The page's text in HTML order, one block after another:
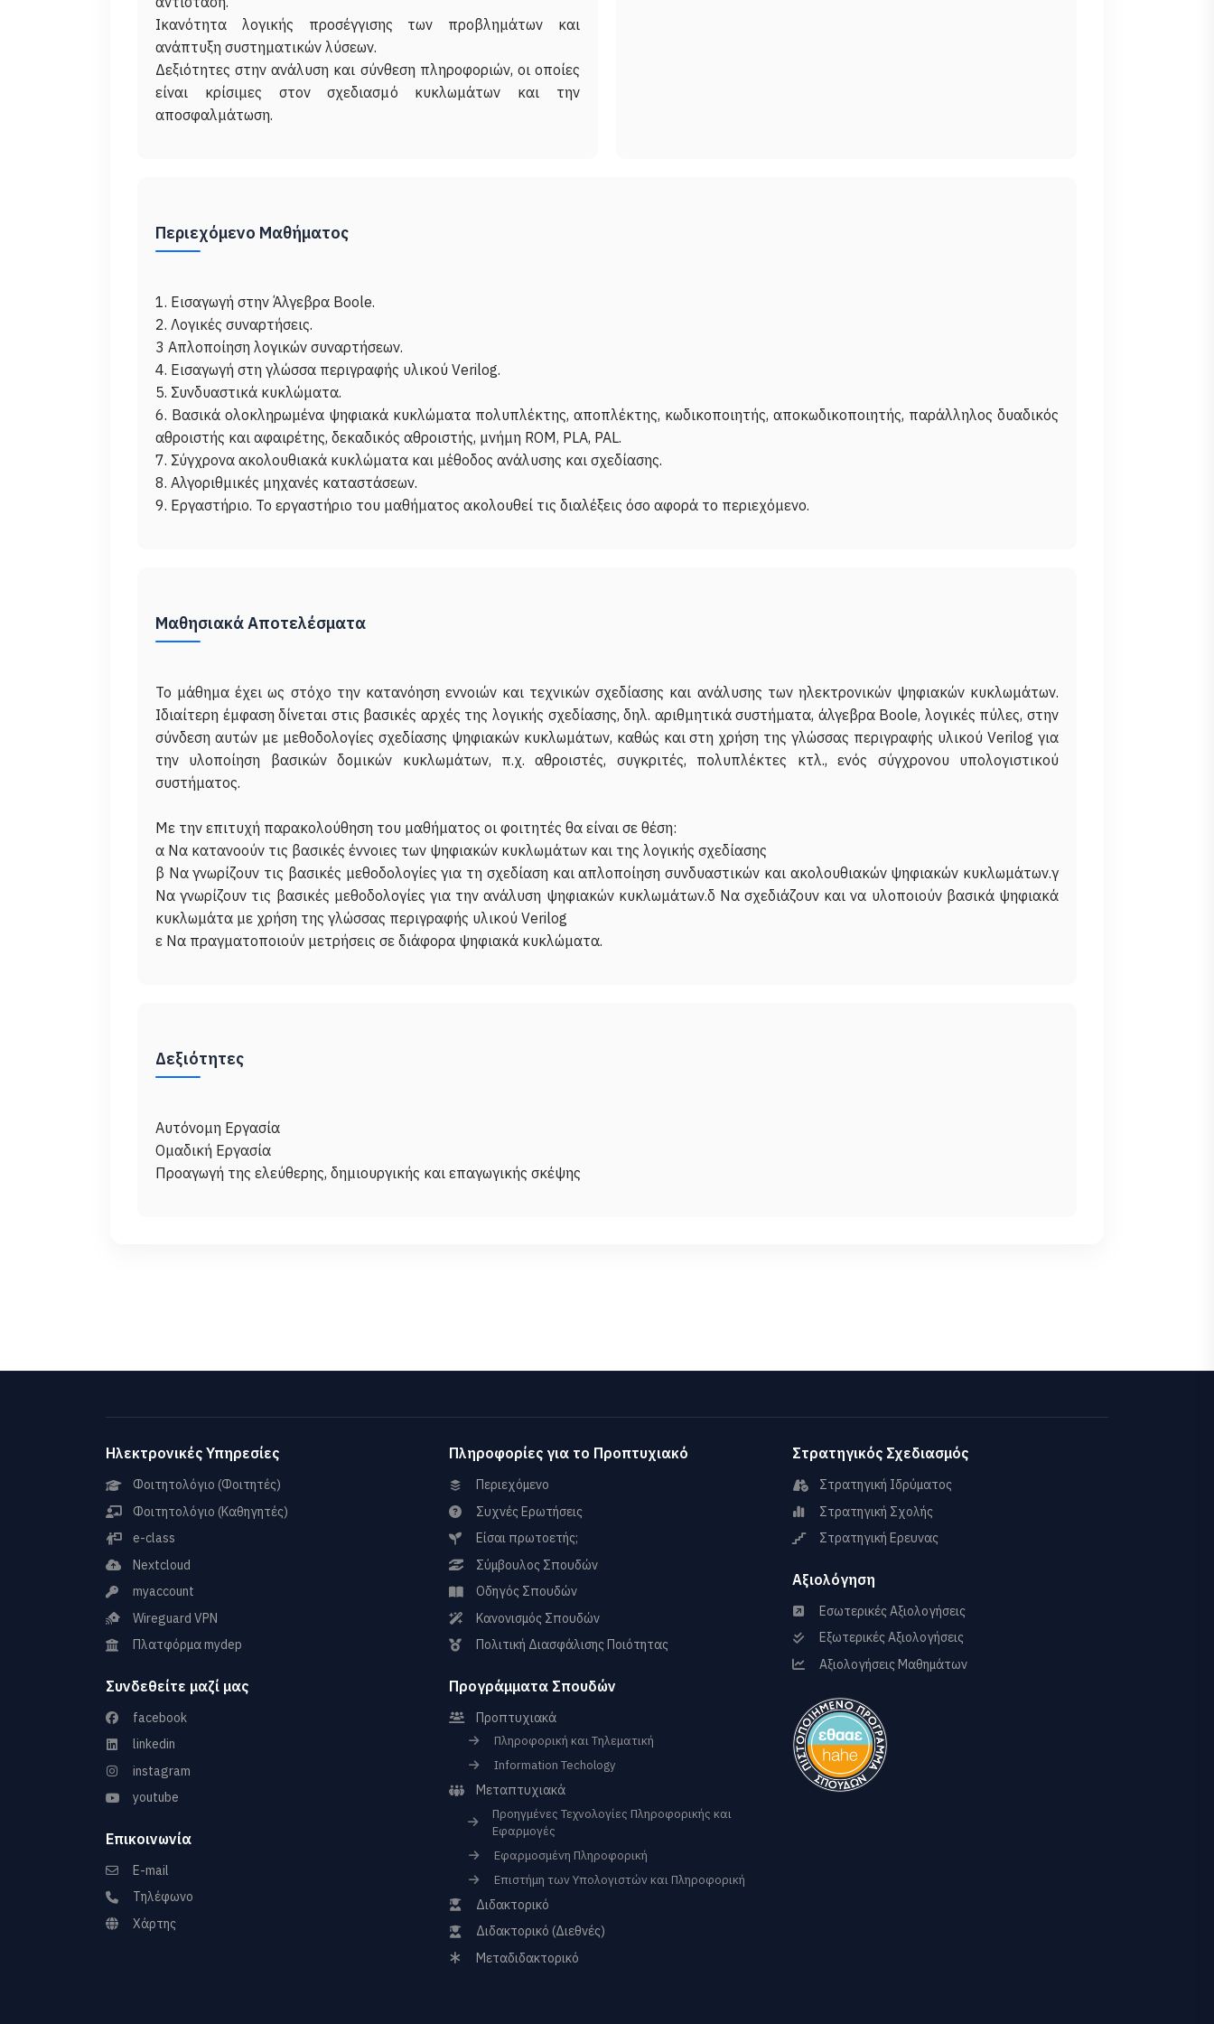
Ικανότητα λογικής προσέγγισης των προβλημάτων και
ανάπτυξη συστηματικών λύσεων.
Δεξιότητες στην ανάλυση και σύνθεση πληροφοριών, οι οποίες
είναι κρίσιμες στον σχεδιασμό κυκλωμάτων και την
αποσφαλμάτωση.
Περιεχόμενο Μαθήματος
1. Εισαγωγή στην Άλγεβρα Boole.
2. Λογικές συναρτήσεις.
3 Απλοποίηση λογικών συναρτήσεων.
4. Εισαγωγή στη γλώσσα περιγραφής υλικού Verilog.
5. Συνδυαστικά κυκλώματα.
6. Βασικά ολοκληρωμένα ψηφιακά κυκλώματα πολυπλέκτης, αποπλέκτης, κωδικοποιητής, αποκωδικοποιητής, παράλληλος δυαδικός
αθροιστής και αφαιρέτης, δεκαδικός αθροιστής, μνήμη ROM, PLA, PAL.
7. Σύγχρονα ακολουθιακά κυκλώματα και μέθοδος ανάλυσης και σχεδίασης.
8. Αλγοριθμικές μηχανές καταστάσεων.
Μαθησιακά Αποτελέσματα
Το μάθημα έχει ως στόχο την κατανόηση εννοιών και τεχνικών σχεδίασης και ανάλυσης των ηλεκτρονικών ψηφιακών κυκλωμάτων.
Ιδιαίτερη έμφαση δίνεται στις βασικές αρχές της λογικής σχεδίασης, δηλ. αριθμητικά συστήματα, άλγεβρα Boole, λογικές πύλες, στην
σύνδεση αυτών με μεθοδολογίες σχεδίασης ψηφιακών κυκλωμάτων, καθώς και στη χρήση της γλώσσας περιγραφής υλικού Verilog για
την υλοποίηση βασικών δομικών κυκλωμάτων, π.χ. αθροιστές, συγκριτές, πολυπλέκτες κτλ., ενός σύγχρονου υπολογιστικού
συστήματος.
Με την επιτυχή παρακολούθηση του μαθήματος οι φοιτητές θα είναι σε θέση:
α Να κατανοούν τις βασικές έννοιες των ψηφιακών κυκλωμάτων και της λογικής σχεδίασης
β Να γνωρίζουν τις βασικές μεθοδολογίες για τη σχεδίαση και απλοποίηση συνδυαστικών και ακολουθιακών ψηφιακών κυκλωμάτων.γ
Να γνωρίζουν τις βασικές μεθοδολογίες για την ανάλυση ψηφιακών κυκλωμάτων.δ Να σχεδιάζουν και να υλοποιούν βασικά ψηφιακά
κυκλωμάτα με χρήση της γλώσσας περιγραφής υλικού Verilog
Δεξιότητες
Αυτόνομη Εργασία
Ομαδική Εργασία
Ηλεκτρονικές Υπηρεσίες
Φοιτητολόγιο (Φοιτητές)
Φοιτητολόγιο (Καθηγητές)
e-class
Nextcloud
myaccount
Wireguard VPN
Πλατφόρμα mydep
Συνδεθείτε μαζί μας
facebook
linkedin
instagram
youtube
Επικοινωνία
E-mail
Τηλέφωνο
Χάρτης
Πληροφορίες για το Προπτυχιακό
Περιεχόμενο
Συχνές Ερωτήσεις
Είσαι πρωτοετής;
Σύμβουλος Σπουδών
Οδηγός Σπουδών
Κανονισμός Σπουδών
Πολιτική Διασφάλισης Ποιότητας
Προγράμματα Σπουδών
Προπτυχιακά
Πληροφορική και Τηλεματική
Information Techology
Μεταπτυχιακά
Προηγμένες Τεχνολογίες Πληροφορικής και
Εφαρμογές
Εφαρμοσμένη Πληροφορική
Επιστήμη των Υπολογιστών και Πληροφορική
Διδακτορικό
Διδακτορικό (Διεθνές)
Μεταδιδακτορικό
Στρατηγικός Σχεδιασμός
Στρατηγική Ιδρύματος
Στρατηγική Σχολής
Στρατηγική Ερευνας
Αξιολόγηση
Εσωτερικές Αξιολογήσεις
Εξωτερικές Αξιολογήσεις
Αξιολογήσεις Μαθημάτων